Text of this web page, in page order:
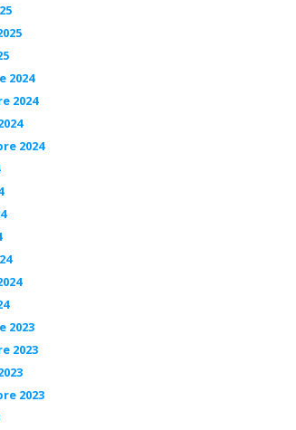
2024
2024
2024
2023
2023
2023